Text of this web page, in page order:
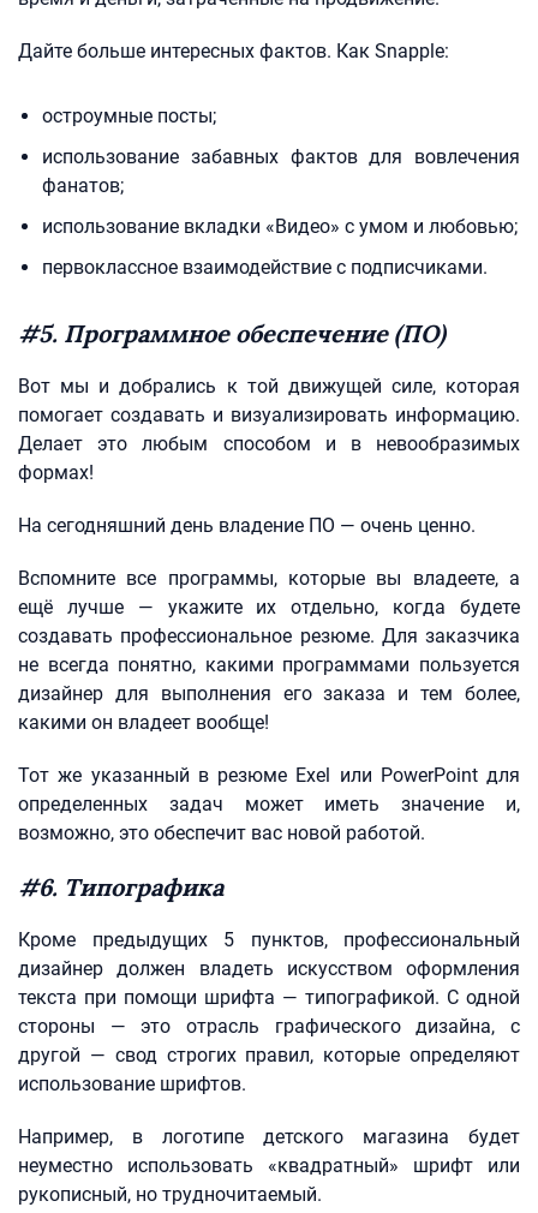
Дайте больше интересных фактов. Как Snapple:
остроумные посты;
использование забавных фактов для вовлечения
фанатов;
использование вкладки «Видео» с умом и любовью;
первоклассное взаимодействие с подписчиками.
#5. Программное обеспечение (ПО)
Вот мы и добрались к той движущей силе, которая
помогает создавать и визуализировать информацию.
Делает это любым способом и в невообразимых
формах!
На сегодняшний день владение ПО — очень ценно.
Вспомните все программы, которые вы владеете, а
ещё лучше — укажите их отдельно, когда будете
создавать профессиональное резюме. Для заказчика
не всегда понятно, какими программами пользуется
дизайнер для выполнения его заказа и тем более,
какими он владеет вообще!
Тот же указанный в резюме Exel или PowerPoint для
определенных задач может иметь значение и,
возможно, это обеспечит вас новой работой.
#6. Типографика
Кроме предыдущих 5 пунктов, профессиональный
дизайнер должен владеть искусством оформления
текста при помощи шрифта — типографикой. С одной
стороны — это отрасль графического дизайна, с
другой — свод строгих правил, которые определяют
использование шрифтов.
Например, в логотипе детского магазина будет
неуместно использовать «квадратный» шрифт или
рукописный, но трудночитаемый.